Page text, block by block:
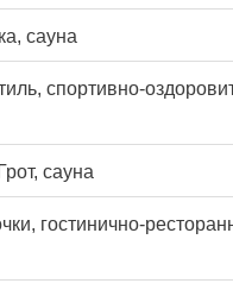
сауна
спортивно-
сауна
гостинично-